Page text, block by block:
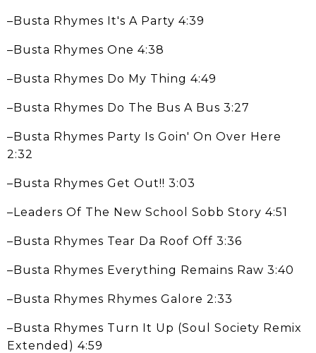
–Busta Rhymes It's A Party 4:39
–Busta Rhymes One 4:38
–Busta Rhymes Do My Thing 4:49
–Busta Rhymes Do The Bus A Bus 3:27
–Busta Rhymes Party Is Goin' On Over Here
2:32
–Busta Rhymes Get Out!! 3:03
–Leaders Of The New School Sobb Story 4:51
–Busta Rhymes Tear Da Roof Off 3:36
–Busta Rhymes Everything Remains Raw 3:40
–Busta Rhymes Rhymes Galore 2:33
–Busta Rhymes Turn It Up (Soul Society Remix
Extended) 4:59